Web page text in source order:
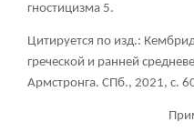
гностицизма 5.
Цитируется по изд.:
греческой и ранней
Армстронга. СПб., 2021, с.